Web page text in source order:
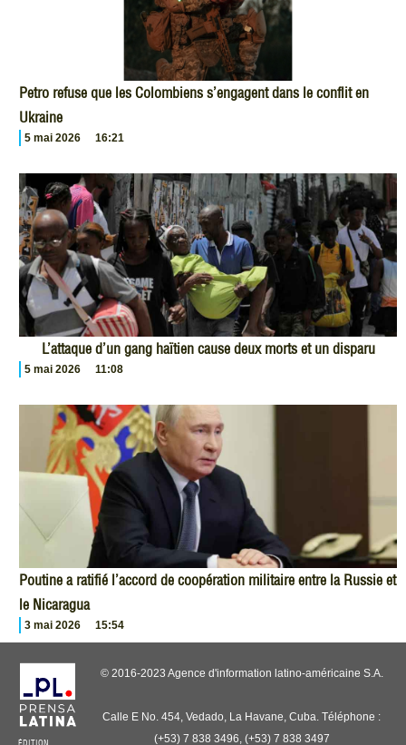
Petro refuse que les Colombiens s’engagent dans le conflit en
Ukraine
5 mai 2026 16:21
L’attaque d’un gang haïtien cause deux morts et un disparu
5 mai 2026 11:08
Poutine a ratifié l’accord de coopération militaire entre la Russie et
le Nicaragua
3 mai 2026 15:54
© 2016-2023 Agence d'information latino-américaine S.A.
Calle E No. 454, Vedado, La Havane, Cuba. Téléphone :
(+53) 7 838 3496, (+53) 7 838 3497